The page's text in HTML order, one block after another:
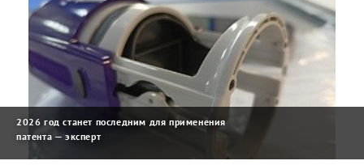
2026 год станет последним для применения
патента — эксперт